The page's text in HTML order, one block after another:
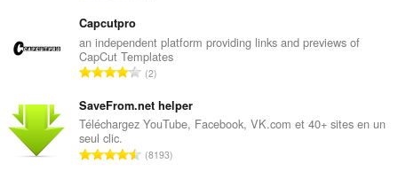
b
r
e
o
a
Capcutpro
an independent platform providing links and previews of
CapCut Templates
N
m
b
e
2
SaveFrom.net helper
Téléchargez YouTube, Facebook, VK.com et 40+ sites en un
seul clic.
N8193